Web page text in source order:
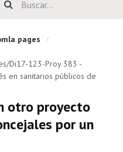
pages /
Di17-123-Proy 383 -
en sanitarios públicos de
otro proyecto
por un